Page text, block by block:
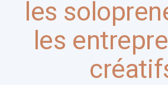
les
les